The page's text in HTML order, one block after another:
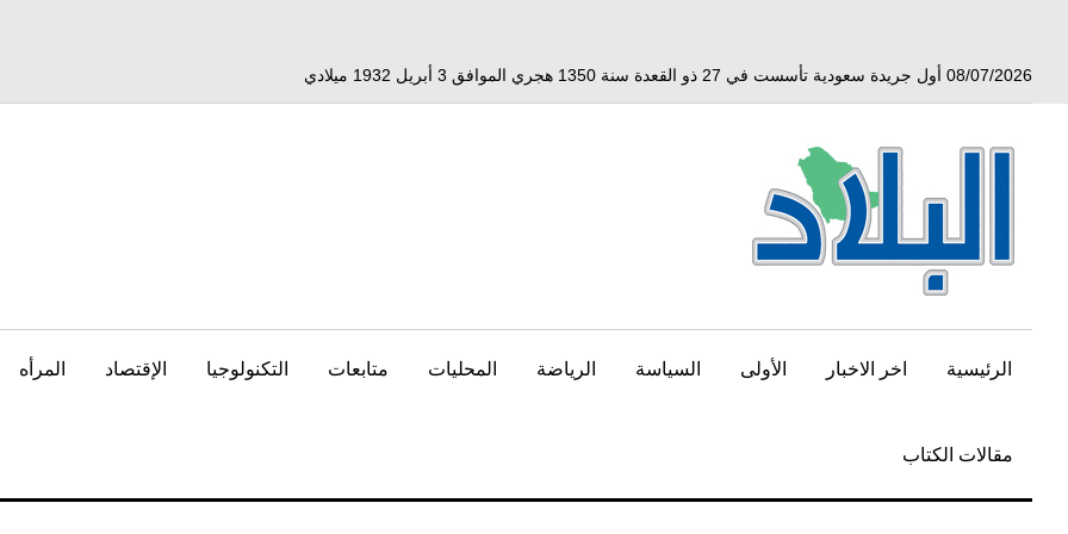
08/07/2026 أول جريدة سعودية تأسست في 27 ذو القعدة سنة 1350 هجري الموافق 3 أبريل 1932 ميلادي
الرئيسية اخر الاخبار الأولى السياسة الرياضة المحليات متابعات التكنولوجيا الإقتصاد المرأه
مقالات الكتاب